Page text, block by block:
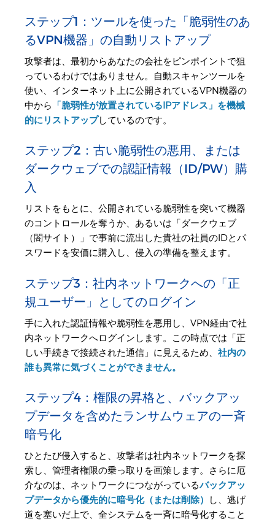
ステップ1：ツールを使った「脆弱性のあ
るVPN機器」の自動リストアップ
攻撃者は、最初からあなたの会社をピンポイントで狙
っているわけではありません。自動スキャンツールを
使い、インターネット上に公開されているVPN機器の
中から
「脆弱性が放置されているIPアドレス」を機械
的にリストアップしているのです。
ステップ2：古い脆弱性の悪用、または
ダークウェブでの認証情報（ID/PW）購
入
リストをもとに、公開されている脆弱性を突いて機器
のコントロールを奪うか、あるいは「ダークウェブ
（闇サイト）」で事前に流出した貴社の社員のIDとパ
スワードを安価に購入し、侵入の準備を整えます。
ステップ3：社内ネットワークへの「正
規ユーザー」としてのログイン
手に入れた認証情報や脆弱性を悪用し、VPN経由で社
内ネットワークへログインします。この時点では「正
しい手続きで接続された通信」に見えるため、 社内の
誰も異常に気づくことができません。
ステップ4：権限の昇格と、バックアッ
プデータを含めたランサムウェアの一斉
暗号化
ひとたび侵入すると、攻撃者は社内ネットワークを探
索し、管理者権限の乗っ取りを画策します。さらに厄
介なのは、ネットワークにつながっているバックアッ
プデータから優先的に暗号化（または削除）
し、逃げ
道を塞いだ上で、全システムを一斉に暗号化すること